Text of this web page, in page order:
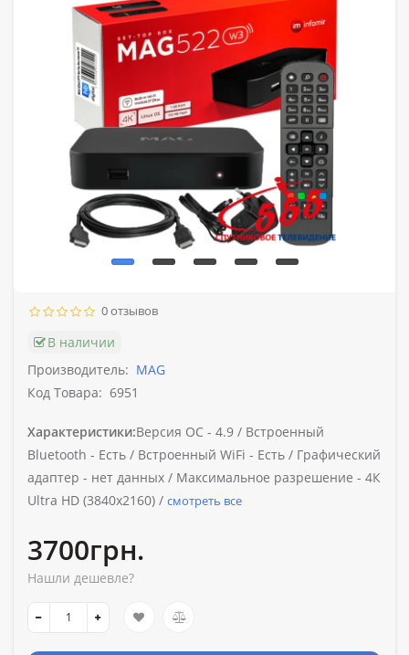
0 отзывов
В наличии
Производитель: MAG
Код Товара: 6951
Характеристики:Версия ОС - 4.9 / Встроенный
Bluetooth - Есть / Встроенный WiFi - Есть / Графический
адаптер - нет данных / Максимальное разрешение - 4К
Ultra HD (3840х2160) / смотреть все
3700грн.
Нашли дешевле?